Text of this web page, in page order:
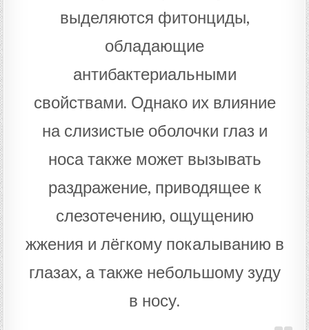
выделяются фитонциды,
обладающие
антибактериальными
свойствами. Однако их влияние
на слизистые оболочки глаз и
носа также может вызывать
раздражение, приводящее к
слезотечению, ощущению
жжения и лёгкому покалыванию в
глазах, а также небольшому зуду
в носу.